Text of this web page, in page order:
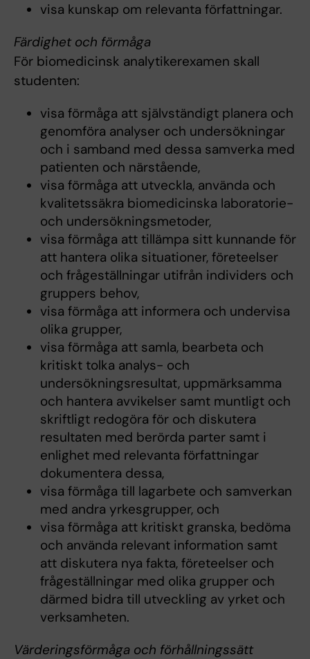
visa kunskap om relevanta författningar.
Färdighet och förmåga
För biomedicinsk analytikerexamen skall
studenten:
visa förmåga att självständigt planera och
genomföra analyser och undersökningar
och i samband med dessa samverka med
patienten och närstående,
visa förmåga att utveckla, använda och
kvalitetssäkra biomedicinska laboratorie-
och undersökningsmetoder,
visa förmåga att tillämpa sitt kunnande för
att hantera olika situationer, företeelser
och frågeställningar utifrån individers och
gruppers behov,
visa förmåga att informera och undervisa
olika grupper,
visa förmåga att samla, bearbeta och
kritiskt tolka analys- och
undersökningsresultat, uppmärksamma
och hantera avvikelser samt muntligt och
skriftligt redogöra för och diskutera
resultaten med berörda parter samt i
enlighet med relevanta författningar
dokumentera dessa,
visa förmåga till lagarbete och samverkan
med andra yrkesgrupper, och
visa förmåga att kritiskt granska, bedöma
och använda relevant information samt
att diskutera nya fakta, företeelser och
frågeställningar med olika grupper och
därmed bidra till utveckling av yrket och
verksamheten.
Värderingsförmåga och förhållningssätt